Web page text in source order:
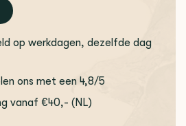
op werkdagen, dezelfde dag
ons met een 4,8/5
vanaf €40,- (NL)